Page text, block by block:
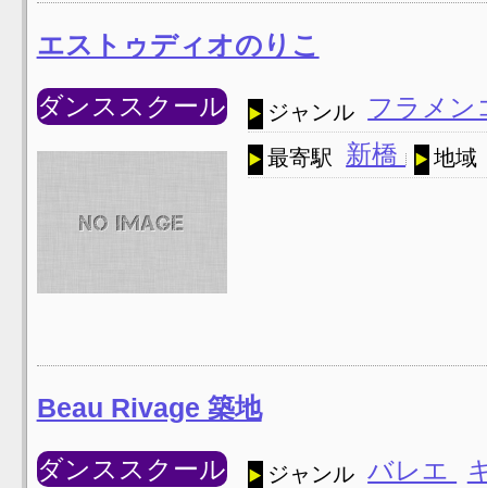
エストゥディオのりこ
ダンススクール ジャンル フラメン
最寄駅 新橋 地域
Beau Rivage 築地
ダンススクール ジャンル バレエ